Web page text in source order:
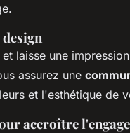
laisse une
assurez une
et l'esthétique de
accroître